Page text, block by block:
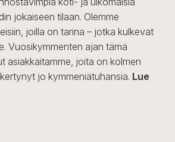
jokaiseen tilaan. Olemme
joilla on tarina – jotka kulkevat
Vuosikymmenten ajan tämä
asiakkaitamme, joita on kolmen
jo kymmeniätuhansia. Lue